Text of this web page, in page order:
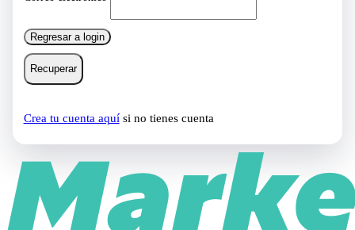
Regresar a login
Recuperar
Crea tu cuenta aquísi no tienes cuenta